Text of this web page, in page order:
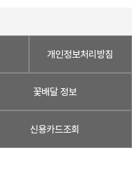
개인정보처리방침
꽃배달 정보
신용카드조회